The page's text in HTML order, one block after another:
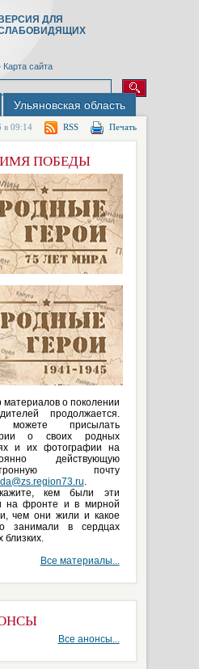
ВЕРСИЯ ДЛЯ
Карта сайта
Ульяновская область
в 09:14 RSS Печать
ПОБЕДЫ
материалов о поколении
продолжается.
присылать
о своих родных
и их фотографии на
действующую
почту
.
кем были эти
на фронте и в мирной
чем они жили и какое
занимали в сердцах
близких.
Все материалы...
Все анонсы...